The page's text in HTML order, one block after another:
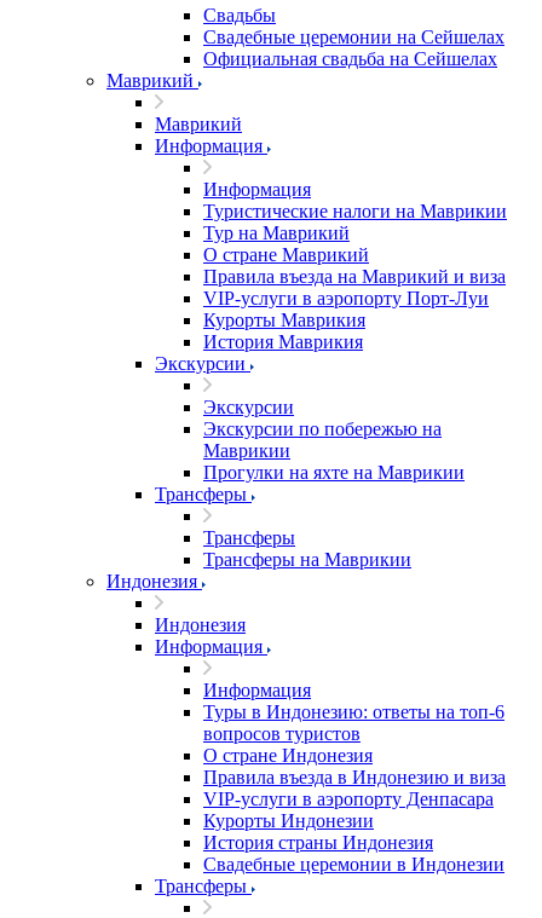
Свадьбы
Свадебные церемонии на Сейшелах
Официальная свадьба на Сейшелах
Маврикий
Маврикий
Информация
Информация
Туристические налоги на Маврикии
Тур на Маврикий
О стране Маврикий
Правила въезда на Маврикий и виза
VIP-услуги в аэропорту Порт-Луи
Курорты Маврикия
История Маврикия
Экскурсии
Экскурсии
Экскурсии по побережью на
Маврикии
Прогулки на яхте на Маврикии
Трансферы
Трансферы
Трансферы на Маврикии
Индонезия
Индонезия
Информация
Информация
Туры в Индонезию: ответы на топ-6
вопросов туристов
О стране Индонезия
Правила въезда в Индонезию и виза
VIP-услуги в аэропорту Денпасара
Курорты Индонезии
История страны Индонезия
Свадебные церемонии в Индонезии
Трансферы